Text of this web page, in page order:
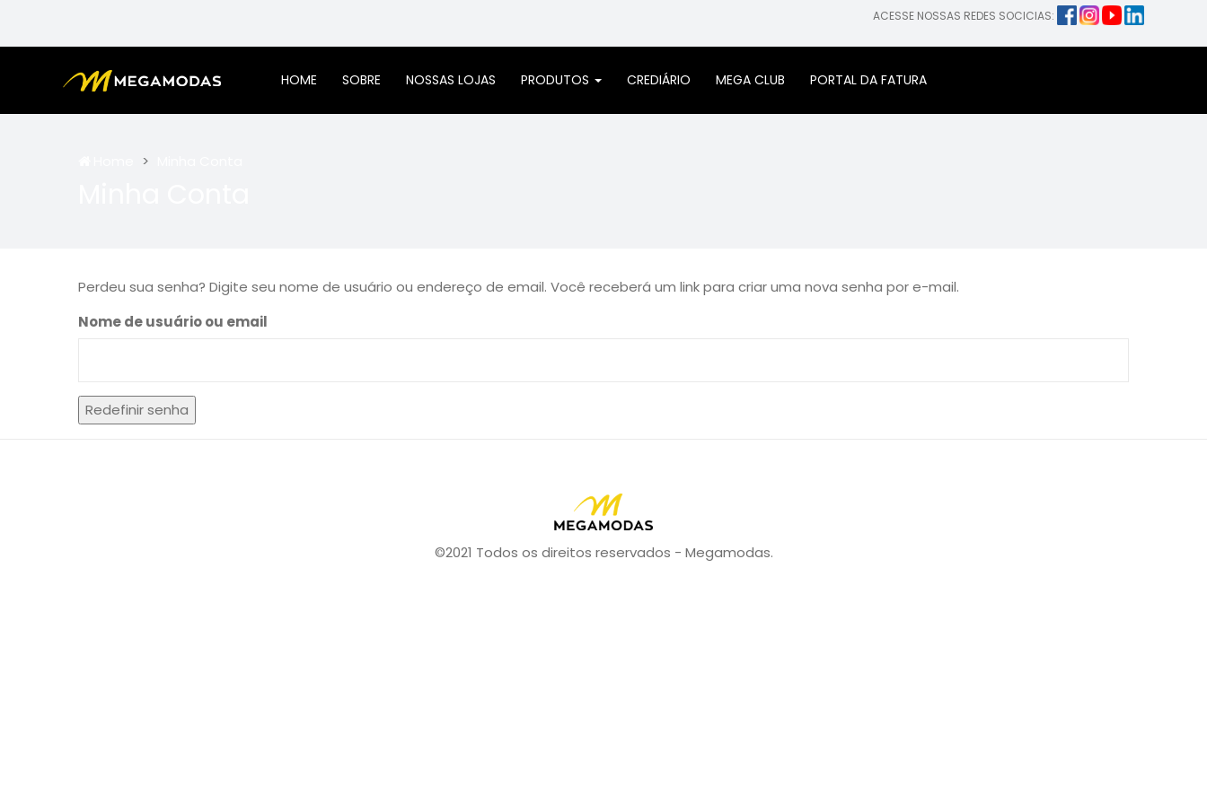
ACESSE NOSSAS REDES SOCICIAS:
HOME SOBRE NOSSAS LOJAS PRODUTOS CREDIÁRIO MEGA CLUB PORTAL DA FATURA
Perdeu sua senha? Digite seu nome de usuário ou endereço de email. Você receberá um link para criar uma nova senha por e-mail.
Nome de usuário ou email
Redefinir senha
©2021 Todos os direitos reservados - Megamodas.